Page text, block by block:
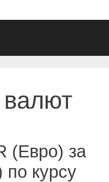
валют
(Евро) за
курсу